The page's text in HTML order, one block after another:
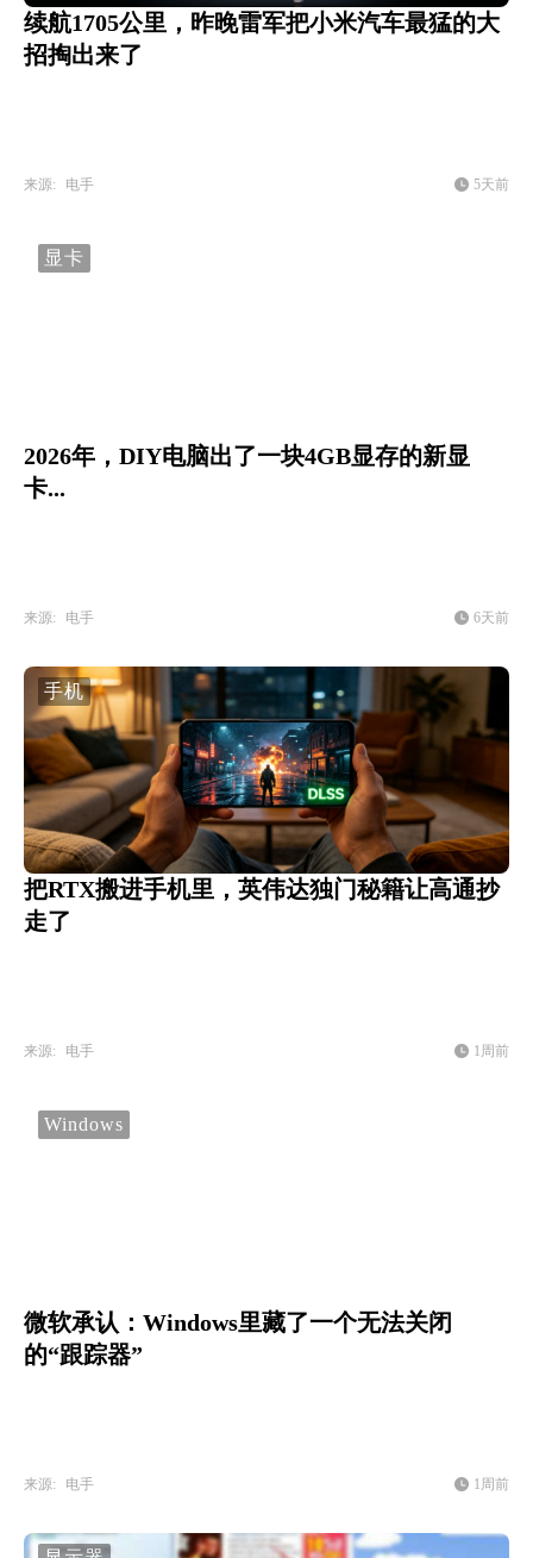
续航1705公里，昨晚雷军把小米汽车最猛的大
招掏出来了
来源: 电手 5天前
显卡
2026年，DIY电脑出了一块4GB显存的新显
卡...
来源: 电手 6天前
手机
把RTX搬进手机里，英伟达独门秘籍让高通抄
走了
来源: 电手 1周前
Windows
微软承认：Windows里藏了一个无法关闭
的“跟踪器”
来源: 电手 1周前